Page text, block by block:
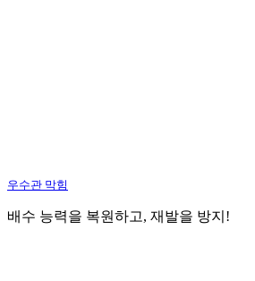
우수관 막힘
배수 능력을 복원하고, 재발을 방지!